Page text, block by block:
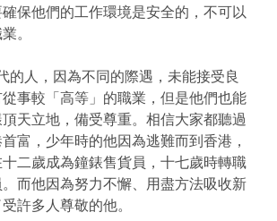
保他們的工作環境是安全的，不可以
。
人，因為不同的際遇，未能接受良
事較「高等」的職業，但是他們也能
天立地，備受尊重。相信大家都聽過
富，少年時的他因為逃難而到香港，
二歲成為鐘錶售貨員，十七歲時轉職
而他因為努力不懈、用盡方法吸收新
許多人尊敬的他。